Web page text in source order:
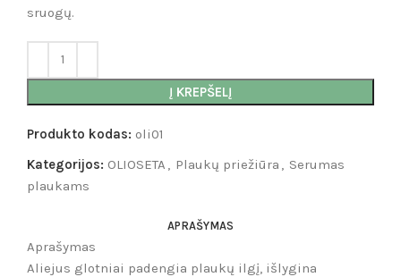
sruogų.
Į KREPŠELĮ
Produkto kodas: oli01
Kategorijos: OLIOSETA , Plaukų priežiūra , Serumas
plaukams
APRAŠYMAS
Aprašymas
Aliejus glotniai padengia plaukų ilgį, išlygina